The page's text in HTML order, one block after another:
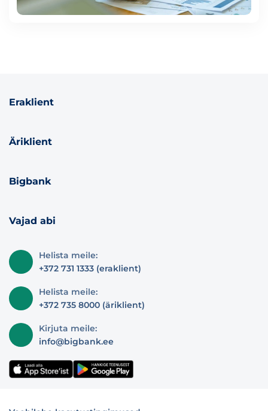
Eraklient
Äriklient
Bigbank
Vajad abi
Helista meile:
+372 731 1333 (eraklient)
Helista meile:
+372 735 8000 (äriklient)
Kirjuta meile:
info@bigbank.ee